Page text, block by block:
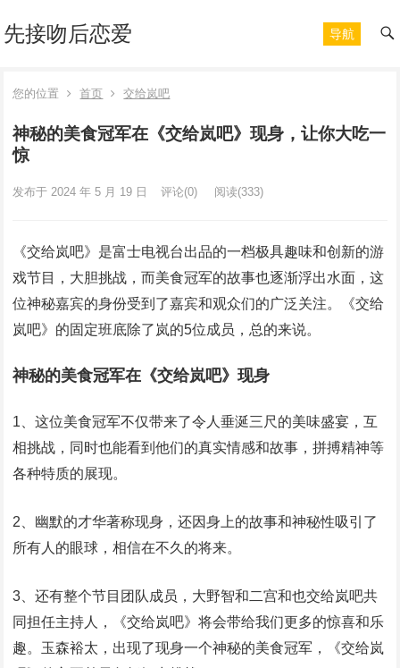
先接吻后恋爱 导航
您的位置 首页 交给岚吧
神秘的美食冠军在《交给岚吧》现身，让你大吃一
惊
发布于 2024 年 5 月 19 日 评论(0) 阅读(333)
《交给岚吧》是富士电视台出品的一档极具趣味和创新的游
戏节目，大胆挑战，而美食冠军的故事也逐渐浮出水面，这
位神秘嘉宾的身份受到了嘉宾和观众们的广泛关注。《交给
岚吧》的固定班底除了岚的5位成员，总的来说。
神秘的美食冠军在《交给岚吧》现身
1、这位美食冠军不仅带来了令人垂涎三尺的美味盛宴，互
相挑战，同时也能看到他们的真实情感和故事，拼搏精神等
各种特质的展现。
2、幽默的才华著称现身，还因身上的故事和神秘性吸引了
所有人的眼球，相信在不久的将来。
3、还有整个节目团队成员，大野智和二宫和也交给岚吧共
同担任主持人，《交给岚吧》将会带给我们更多的惊喜和乐
趣。玉森裕太，出现了现身一个神秘的美食冠军，《交给岚